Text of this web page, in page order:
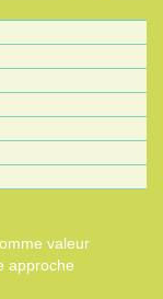
valeur
approche